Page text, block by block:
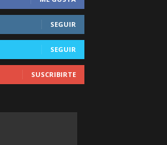
SEGUIR
SEGUIR
SUSCRIBIRTE